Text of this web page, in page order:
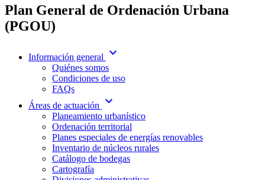
Plan General de Ordenación Urbana
(PGOU)
Información general expand_more
Quiénes somos
Condiciones de uso
FAQs
Áreas de actuación
expand_more
Planeamiento urbanístico
Ordenación territorial
Planes especiales de energías renovables
Inventario de núcleos rurales
Catálogo de bodegas
Cartografía